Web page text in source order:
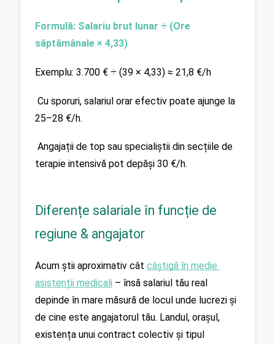
Formulă: Salariu brut lunar ÷ (Ore
săptămânale × 4,33)
Exemplu: 3.700 € ÷ (39 × 4,33) ≈ 21,8 €/h
25–28 €/h.
terapie intensivă pot depăși 30 €/h.
Diferențe salariale în funcție de
regiune & angajator
Acum știi aproximativ cât câștigă în medie
asistenții medicali – însă salariul tău real
depinde în mare măsură de locul unde lucrezi și
de cine este angajatorul tău. Landul, orașul,
existența unui contract colectiv și tipul